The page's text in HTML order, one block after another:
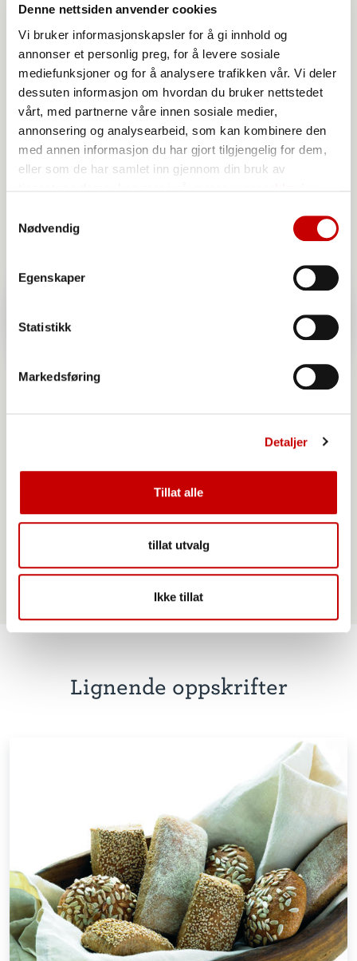
Denne nettsiden anvender cookies
Vi bruker informasjonskapsler for å gi innhold og
annonser et personlig preg, for å levere sosiale
mediefunksjoner og for å analysere trafikken vår. Vi deler
dessuten informasjon om hvordan du bruker nettstedet
vårt, med partnerne våre innen sosiale medier,
annonsering og analysearbeid, som kan kombinere den
med annen informasjon du har gjort tilgjengelig for dem,
eller som de har samlet inn gjennom din bruk av
Nødvendig
Egenskaper
Statistikk
Markedsføring
Detaljer
Tillat alle
tillat utvalg
Ikke tillat
Norgesmøllene Hvetemel siktet
Lignende oppskrifter